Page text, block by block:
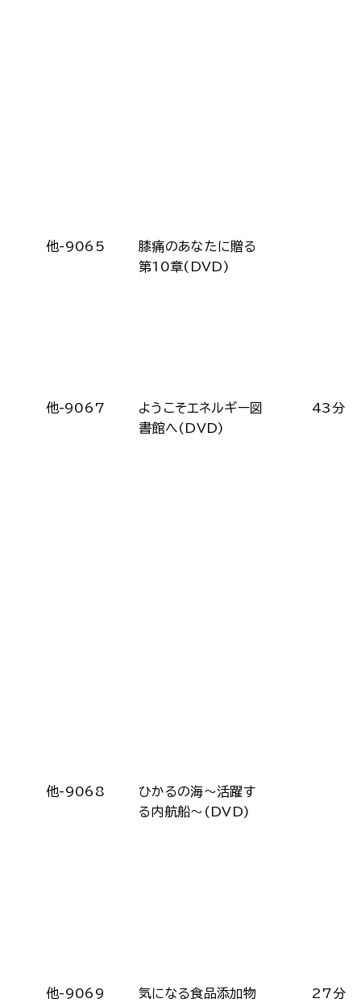
他-9065
膝痛のあなたに贈る
第10章(DVD)
他-9067
ようこそエネルギー図
書館へ(DVD)
43分
他-9068
ひかるの海～活躍す
る内航船～(DVD)
他-9069 気になる食品添加物 27分